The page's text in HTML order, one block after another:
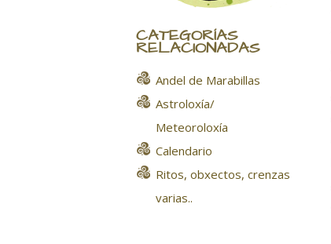
CATEGORÍAS
RELACIONADAS
Andel de Marabillas
Astroloxía/
Meteoroloxía
Calendario
Ritos, obxectos, crenzas
varias..